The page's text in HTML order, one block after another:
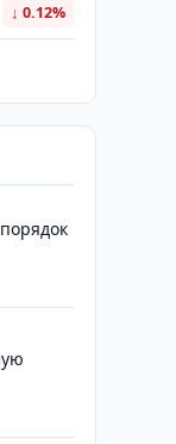
↓ 0.12%